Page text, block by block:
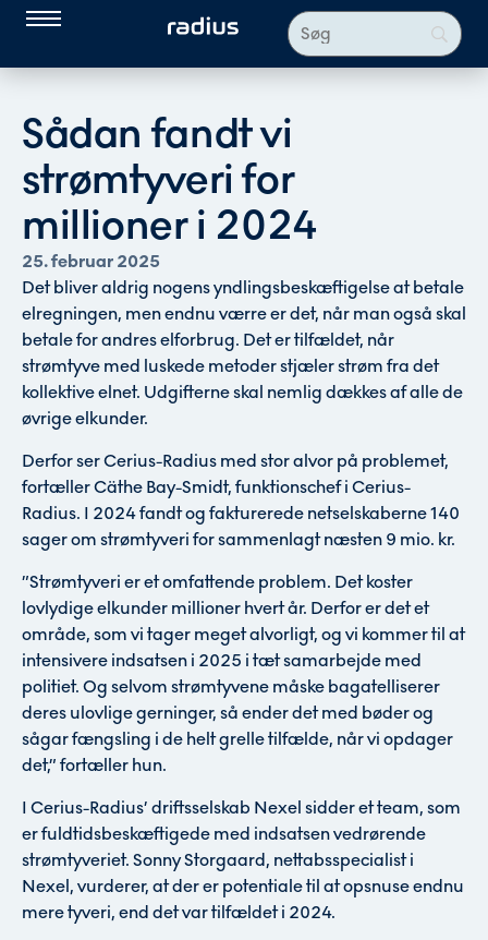
Sådan fandt vi
strømtyveri for
millioner i 2024
25. februar 2025
Det bliver aldrig nogens yndlingsbeskæftigelse at betale
elregningen, men endnu værre er det, når man også skal
betale for andres elforbrug. Det er tilfældet, når
strømtyve med luskede metoder stjæler strøm fra det
kollektive elnet. Udgifterne skal nemlig dækkes af alle de
øvrige elkunder.
Derfor ser Cerius-Radius med stor alvor på problemet,
fortæller Cäthe Bay-Smidt, funktionschef i Cerius-
Radius. I 2024 fandt og fakturerede netselskaberne 140
sager om strømtyveri for sammenlagt næsten 9 mio. kr.
”Strømtyveri er et omfattende problem. Det koster
lovlydige elkunder millioner hvert år. Derfor er det et
område, som vi tager meget alvorligt, og vi kommer til at
intensivere indsatsen i 2025 i tæt samarbejde med
politiet. Og selvom strømtyvene måske bagatelliserer
deres ulovlige gerninger, så ender det med bøder og
sågar fængsling i de helt grelle tilfælde, når vi opdager
det,” fortæller hun.
I Cerius-Radius’ driftsselskab Nexel sidder et team, som
er fuldtidsbeskæftigede med indsatsen vedrørende
strømtyveriet. Sonny Storgaard, nettabsspecialist i
Nexel, vurderer, at der er potentiale til at opsnuse endnu
mere tyveri, end det var tilfældet i 2024.